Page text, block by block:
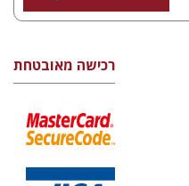
רכישה מאובטחת